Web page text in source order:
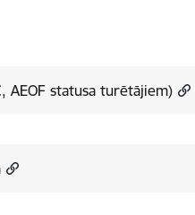
AEOF statusa turētājiem)